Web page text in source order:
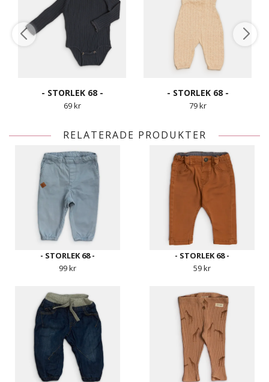
- STORLEK 68 -
69 kr
- STORLEK 68 -
79 kr
RELATERADE PRODUKTER
- STORLEK 68 -
99 kr
- STORLEK 68 -
59 kr